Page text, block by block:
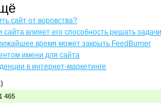
сайт от воровства?
сайта влияет его способность решать
время может закрыть FeedBurner
имени для сайта
в интернет-маркетинге
465